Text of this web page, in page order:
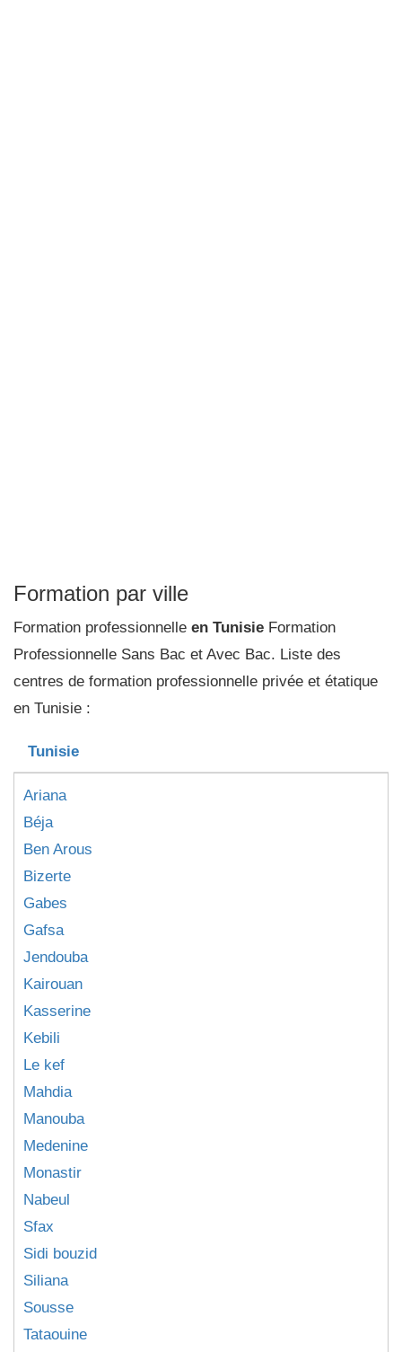
Formation par ville
Formation professionnelle en Tunisie Formation
Professionnelle Sans Bac et Avec Bac. Liste des
centres de formation professionnelle privée et étatique
en Tunisie :
Tunisie
Ariana
Béja
Ben Arous
Bizerte
Gabes
Gafsa
Jendouba
Kairouan
Kasserine
Kebili
Le kef
Mahdia
Manouba
Medenine
Monastir
Nabeul
Sfax
Sidi bouzid
Siliana
Sousse
Tataouine